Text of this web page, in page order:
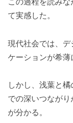
て実感した。
現代社会では、
ケーションが希薄
しかし、浅葉と
での深いつなが
が分かる。